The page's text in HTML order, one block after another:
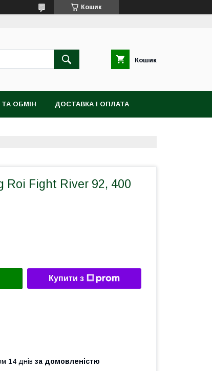
Кошик
Кошик
ОБМІН ДОСТАВКА І ОПЛАТА
Fight River 92, 400
Купити з
14 днів за домовленістю